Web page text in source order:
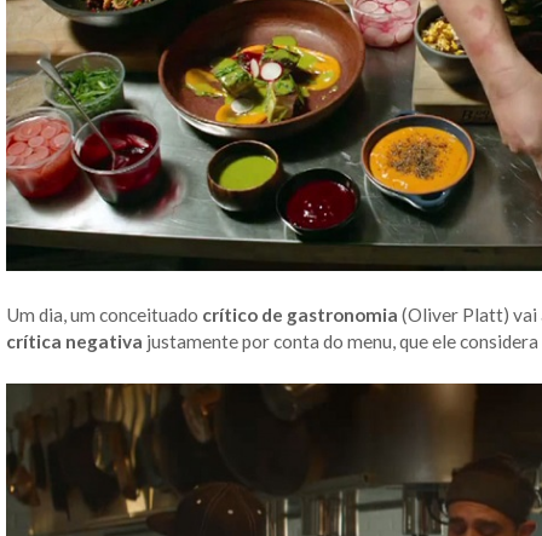
Um dia, um conceituado crítico de gastronomia (Oliver Platt) vai
crítica negativa justamente por conta do menu, que ele